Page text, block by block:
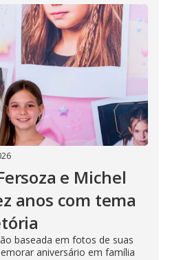
e Michel
anos com tema
baseada em fotos de suas
aniversário em família